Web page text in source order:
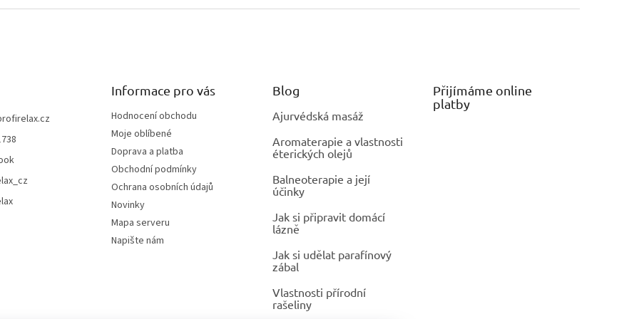
Informace pro vás
Hodnocení obchodu
Moje oblíbené
Doprava a platba
Obchodní podmínky
Ochrana osobních údajů
Novinky
Mapa serveru
Napište nám
Blog
Ajurvédská masáž
Aromaterapie a vlastnosti
éterických olejů
Balneoterapie a její
účinky
Jak si připravit domácí
lázně
Jak si udělat parafínový
zábal
Vlastnosti přírodní
rašeliny
Přijímáme online
platby